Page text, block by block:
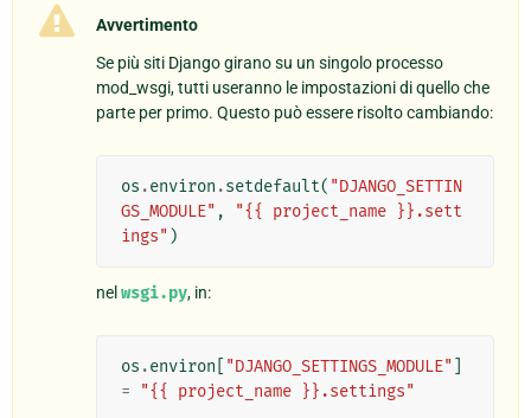
Avvertimento
Se più siti Django girano su un singolo processo
mod_wsgi, tutti useranno le impostazioni di quello che
parte per primo. Questo può essere risolto cambiando:
os .environ .setdefault( "DJANGO_SETTIN
GS_MODULE" ,
"{{ project_name }}.sett
ings" )
nel wsgi.py, in:
os .environ "DJANGO_SETTINGS_MODULE"
=
"{{ project_name }}.settings"